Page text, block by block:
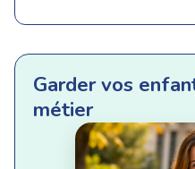
Garder vos
métier